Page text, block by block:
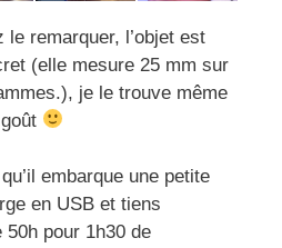
le remarquer, l’objet est
(elle mesure 25 mm sur
je le trouve même
embarque une petite
en USB et tiens
50h pour 1h30 de